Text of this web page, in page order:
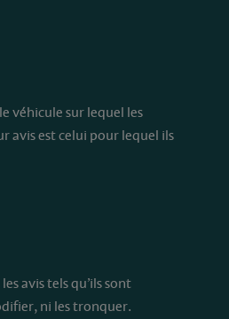
véhicule sur lequel les
avis est celui pour lequel ils
avis tels qu’ils sont
ni les tronquer.